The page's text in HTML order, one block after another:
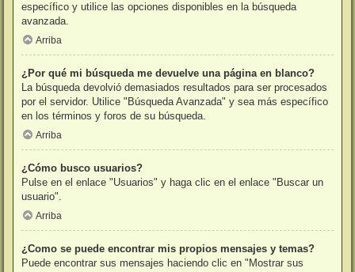
específico y utilice las opciones disponibles en la búsqueda
avanzada.
Arriba
¿Por qué mi búsqueda me devuelve una página en blanco?
La búsqueda devolvió demasiados resultados para ser procesados
por el servidor. Utilice "Búsqueda Avanzada" y sea más específico
en los términos y foros de su búsqueda.
Arriba
¿Cómo busco usuarios?
Pulse en el enlace "Usuarios" y haga clic en el enlace "Buscar un
usuario".
Arriba
¿Como se puede encontrar mis propios mensajes y temas?
Puede encontrar sus mensajes haciendo clic en "Mostrar sus